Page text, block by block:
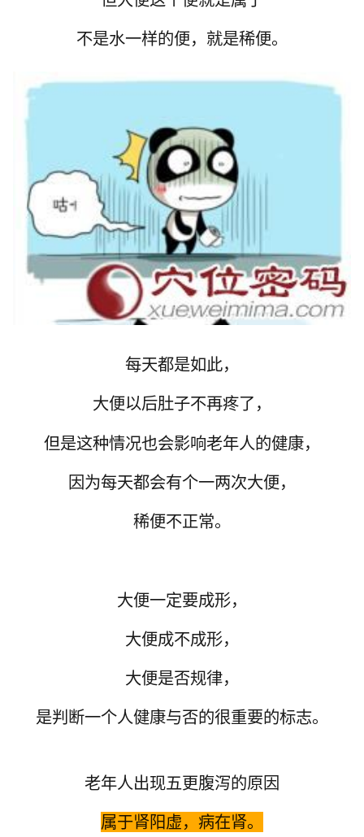
不是水一样的便，就是稀便。
每天都是如此，
大便以后肚子不再疼了，
但是这种情况也会影响老年人的健康，
因为每天都会有个一两次大便，
稀便不正常。
大便一定要成形，
大便成不成形，
大便是否规律，
是判断一个人健康与否的很重要的标志。
老年人出现五更腹泻的原因
属于肾阳虚，病在肾。